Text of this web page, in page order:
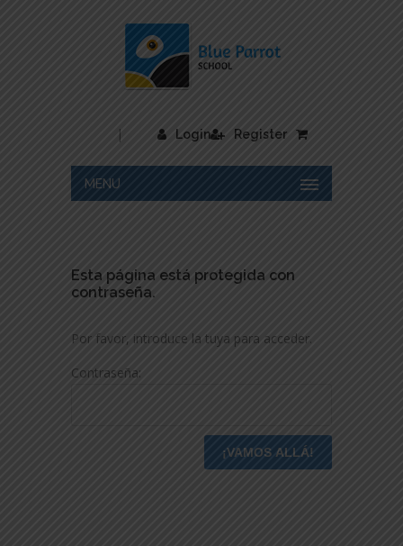
Login
| Register
MENU
Esta página está protegida con
contraseña.
Por favor, introduce la tuya para acceder.
Contraseña: